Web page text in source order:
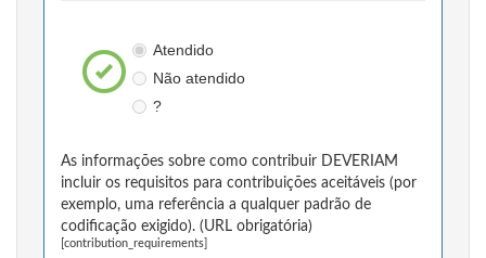
Atendido
Não atendido
?
As informações sobre como contribuir DEVERIAM
incluir os requisitos para contribuições aceitáveis (por
exemplo, uma referência a qualquer padrão de
codificação exigido). (URL obrigatória)
[contribution_requirements]